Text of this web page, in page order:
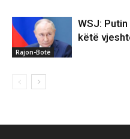
Rajon-Botë
WSJ:
këtë